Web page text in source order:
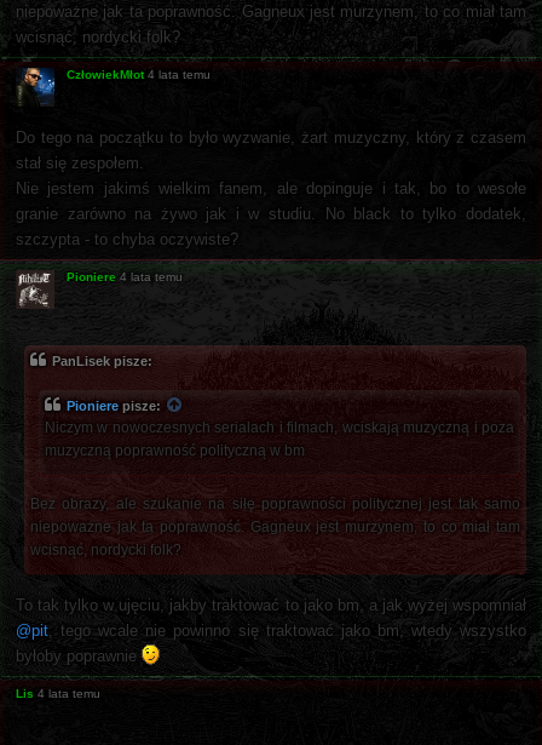
niepoważne jak ta poprawność. Gagneux jest murzynem, to co miał tam
wcisnąć, nordycki folk?
CzłowiekMłot 4 lata temu
Do tego na początku to było wyzwanie, żart muzyczny, który z czasem
stał się zespołem.
Nie jestem jakimś wielkim fanem, ale dopinguje i tak, bo to wesołe
granie zarówno na żywo jak i w studiu. No black to tylko dodatek,
szczypta - to chyba oczywiste?
Pioniere 4 lata temu
PanLisek pisze:
Pioniere pisze:
Niczym w nowoczesnych serialach i filmach, wciskają muzyczną i poza
muzyczną poprawność polityczną w bm
Bez obrazy, ale szukanie na siłę poprawności politycznej jest tak samo
niepoważne jak ta poprawność. Gagneux jest murzynem, to co miał tam
wcisnąć, nordycki folk?
To tak tylko w ujęciu, jakby traktować to jako bm, a jak wyżej wspomniał
@pit , tego wcale nie powinno się traktować jako bm, wtedy wszystko
byłoby poprawnie
Lis 4 lata temu